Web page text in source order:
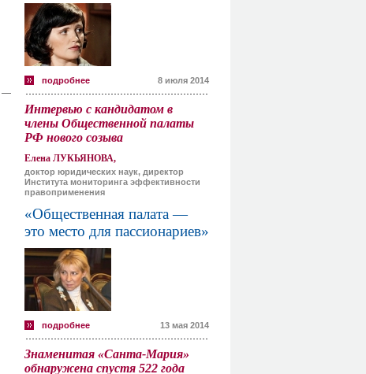
—
подробнее 8 июля 2014
Интервью с кандидатом в
члены Общественной палаты
РФ нового созыва
Елена ЛУКЬЯНОВА,
доктор юридических наук, директор
Института мониторинга эффективности
правоприменения
«Общественная палата —
это место для пассионариев»
подробнее 13 мая 2014
Знаменитая «Санта-Мария»
обнаружена спустя 522 года